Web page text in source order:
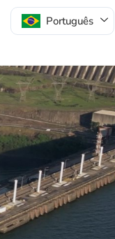
Português